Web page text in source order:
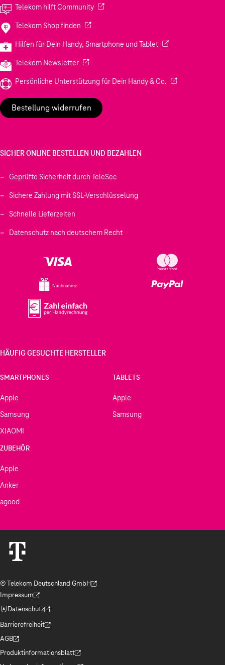
Telekom hilft Community(Wird in einem neuen Tab geöffnet)
Telekom Shop finden (Wird in einem neuen Tab geöffnet)
Hilfen für Dein Handy, Smartphone und Tablet(Wird in einem
Telekom Newsletter(Wird in einem neuen Tab geöffnet)
Persönliche Unterstützung für Dein Handy & Co. (Wird in einem
Bestellung widerrufen
SICHER ONLINE BESTELLEN UND BEZAHLEN
Geprüfte Sicherheit durch TeleSec
Sichere Zahlung mit SSL-Verschlüsselung
Schnelle Lieferzeiten
Datenschutz nach deutschem Recht
Nachnahme
HÄUFIG GESUCHTE HERSTELLER
SMARTPHONES
Apple
Samsung
XIAOMI
TABLETS
Apple
Samsung
ZUBEHÖR
Apple
Anker
agood
© Telekom Deutschland GmbH
(Der Link wird in einem neuen Tab geöffnet)
Impressum
(Der Link wird in einem neuen Tab geöffnet)
Datenschutz
(Der Link wird in einem neuen Tab geöffnet)
Barrierefreiheit
(Der Link wird in einem neuen Tab geöffnet)
AGB
(Der Link wird in einem neuen Tab geöffnet)
Produktinformationsblatt
(Der Link wird in einem neuen Tab geöffnet)